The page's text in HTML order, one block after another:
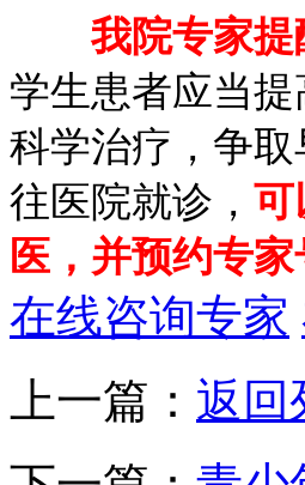
我院专家提
学生患者应当
科学治疗，争
往医院就诊， 可
医，并预约专
在线咨询专家
上一篇： 返回